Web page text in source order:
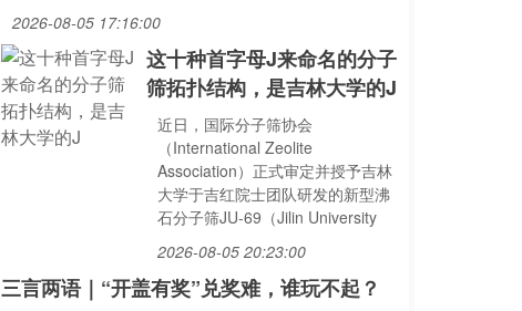
2026-08-05 17:16:00
这十种首字母J来命名的分子
筛拓扑结构，是吉林大学的J
近日，国际分子筛协会
（International Zeolite
Association）正式审定并授予吉林
大学于吉红院士团队研发的新型沸
石分子筛JU-69（Jilin University
2026-08-05 20:23:00
三言两语｜“开盖有奖”兑奖难，谁玩不起？